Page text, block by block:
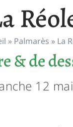
» Palmarès » La
& de
12